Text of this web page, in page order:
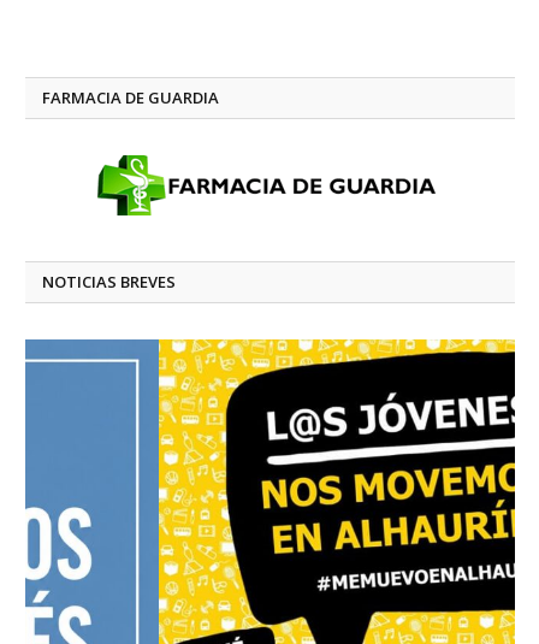
FARMACIA DE GUARDIA
NOTICIAS BREVES